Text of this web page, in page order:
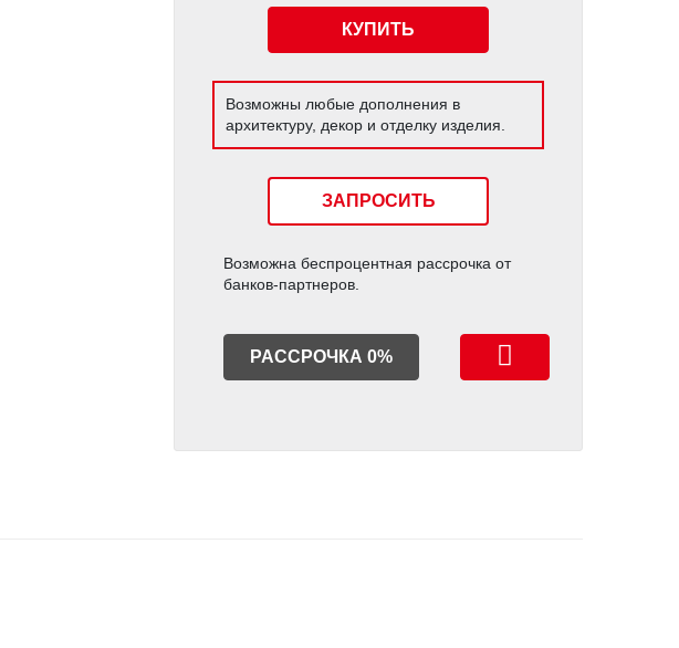
КУПИТЬ
Возможны любые дополнения в
архитектуру, декор и отделку изделия.
ЗАПРОСИТЬ
Возможна беспроцентная расcрочка от
банков-партнеров.
РАССРОЧКА 0%